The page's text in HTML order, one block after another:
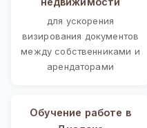
для ускорения
визирования документов
между собственниками и
арендаторами
Обучение работе в